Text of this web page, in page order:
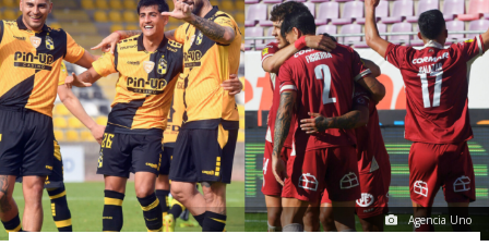
Agencia Uno